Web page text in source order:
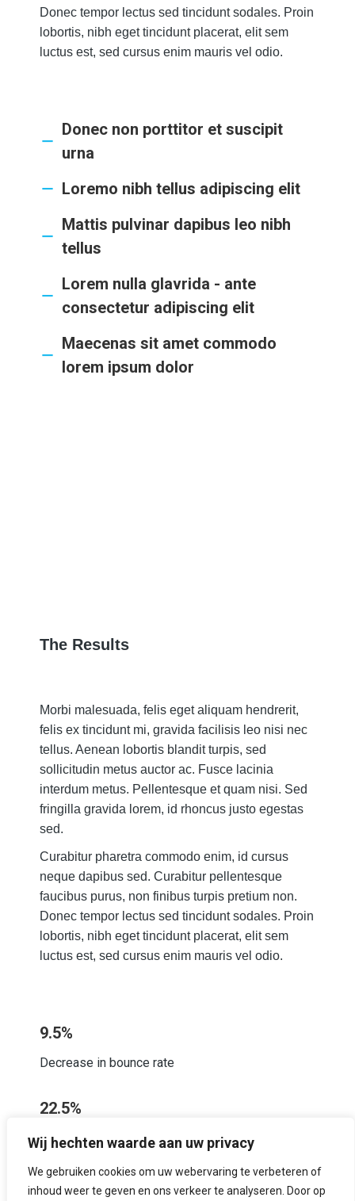
Wij hechten waarde aan uw privacy
We gebruiken cookies om uw webervaring te verbeteren of
inhoud weer te geven en ons verkeer te analyseren. Door op
Donec tempor lectus sed tincidunt sodales. Proin
lobortis, nibh eget tincidunt placerat, elit sem
luctus est, sed cursus enim mauris vel odio.
Donec non porttitor et suscipit
urna
Loremo nibh tellus adipiscing elit
Mattis pulvinar dapibus leo nibh
tellus
Lorem nulla glavrida - ante
consectetur adipiscing elit
Maecenas sit amet commodo
lorem ipsum dolor
The Results
Morbi malesuada, felis eget aliquam hendrerit,
felis ex tincidunt mi, gravida facilisis leo nisi nec
tellus. Aenean lobortis blandit turpis, sed
sollicitudin metus auctor ac. Fusce lacinia
interdum metus. Pellentesque et quam nisi. Sed
fringilla gravida lorem, id rhoncus justo egestas
sed.
Curabitur pharetra commodo enim, id cursus
neque dapibus sed. Curabitur pellentesque
faucibus purus, non finibus turpis pretium non.
Donec tempor lectus sed tincidunt sodales. Proin
lobortis, nibh eget tincidunt placerat, elit sem
luctus est, sed cursus enim mauris vel odio.
9.5%
Decrease in bounce rate
22.5%
Increase in average session duration
130%